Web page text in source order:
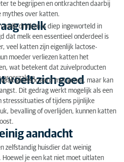
aandacht nodig
vastnemen
nagels
te begrijpen en ontkrachten daarbij
mythes over katten.
melk
drinken is diep ingeworteld in
dat melk een essentieel onderdeel is
veel katten zijn eigenlijk lactose-
moeder verliezen katten het
wat betekent dat zuivelproducten
voelt zich goed
geassocieerd met genot, maar kan
Dit gedrag werkt mogelijk als een
stresssituaties of tijdens pijnlijke
bevalling of overlijden, kunnen katten
aandacht
zelfstandig huisdier dat weinig
je een kat niet moet uitlaten